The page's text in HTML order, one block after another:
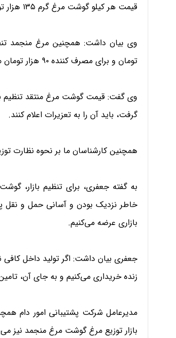
قیمت هر کیلو گوشت مرغ گرم ۱۳۵ هزار تومان عرضه می‌کنیم.
تومان و برای مصرف کننده ۹۰ هزار تومان می‌دهیم.
گرفت، باید آن را به تعزیرات اعلام کنند.
همچنین کارشناسان ما بر نحوه نظارت
به گفته جعفری، برای تنظیم بازار،
خاطر نزدیک بودن و آسانی حمل و نقل
بازاری عرضه می‌کنیم.
جعفری بیان داشت: اگر تولید داخل کافی
زنده خریداری می‌کنیم و به جای آن،
مدیرعامل شرکت پشتیبانی امور دام
بازار توزیع مرغ گوشت مرغ منجمد نیز